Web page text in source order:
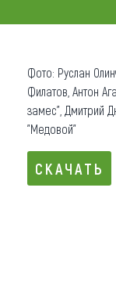
Где поесть
Новости
Что
О регионе
Коллекция
Фото: Руслан
Филатов, Антон
замес", Дмитрий
"Медовой"
СКАЧАТЬ